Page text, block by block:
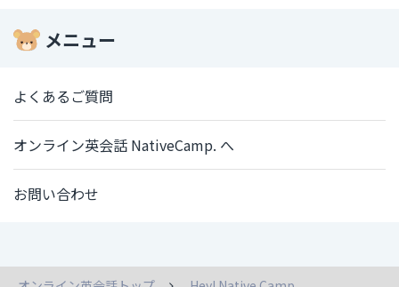
メニュー
よくあるご質問
オンライン英会話 NativeCamp. へ
お問い合わせ